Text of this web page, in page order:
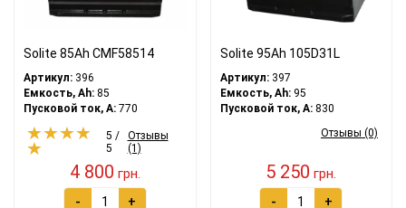
Solite 85Ah CMF58514
Артикул: 396
Емкость, Ah: 85
Пусковой ток, A: 770
5 /
5
Отзывы
(1)
4 800 грн.
- +
Solite 95Ah 105D31L
Артикул:397
Емкость, Ah:95
Пусковой ток, A:830
Отзывы (0)
5 250 грн.
- +